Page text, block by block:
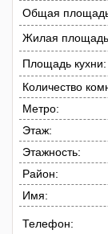
Общая
Жилая
Площадь кухни:
Количество
Метро:
Этаж:
Этажность:
Район:
Имя:
Телефон: